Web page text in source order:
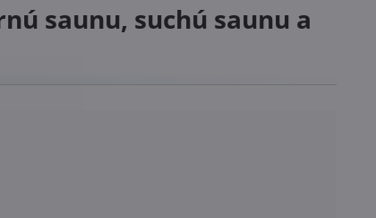
saunu, suchú saunu a